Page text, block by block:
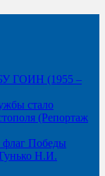
ГОИН (1955 –
стало
(Репортаж
флаг Победы
Н.И.